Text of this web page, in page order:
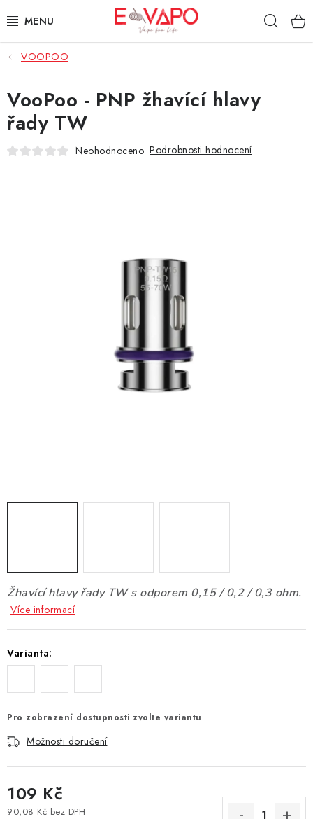
na
3D TISK
TIPY ZA DOBROU CENU
AROMATA A PŘÍCHUTĚ
ATOMIZÉRY A CARTRIDGE
PŘÍSLUŠENSTVÍ
ZNAČKY
Kontakty
Prodejny
VOOPOO
Žhavící hlavy řady TW s odporem 0,15 / 0,2 / 0,3 ohm.
Více informací
Varianta:
Pro zobrazení dostupnosti zvolte variantu
Možnosti doručení
109 Kč
90,08 Kč bez DPH
VooPoo - PNP žhavící hlavy
řady TW
Neohodnoceno Podrobnosti hodnocení